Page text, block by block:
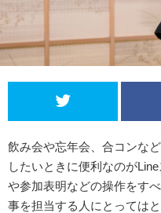
飲み会や忘年会、合コンな
したいときに便利なのが
や参加表明などの操作をす
事を担当する人にとっては